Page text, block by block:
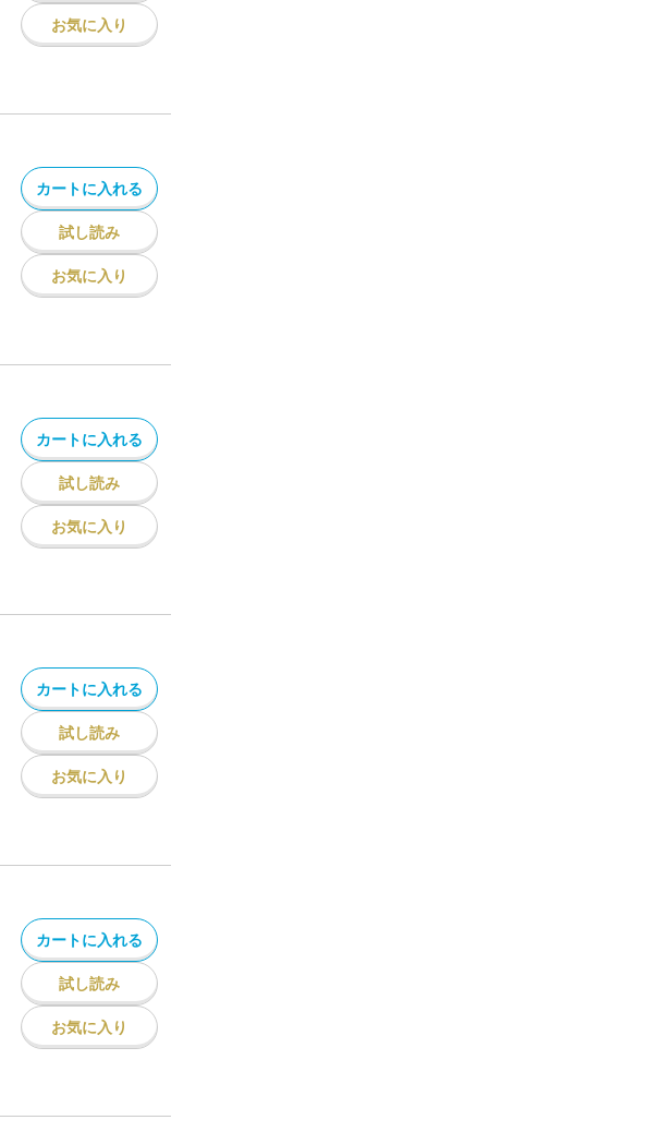
お気に入り
カートに入れる
試し読み
お気に入り
カートに入れる
試し読み
お気に入り
カートに入れる
試し読み
お気に入り
カートに入れる
試し読み
お気に入り